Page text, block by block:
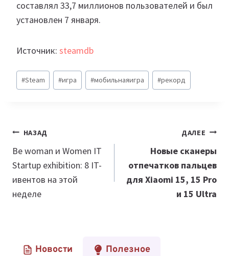
составлял 33,7 миллионов пользователей и был
установлен 7 января.
Источник: steamdb
Метки
записи:
#Steam #игра #мобильнаяигра #рекорд
Навигация
по
записям
НАЗАД
Be woman и Women IT
Startup exhibition: 8 IT-
ивентов на этой
неделе
ДАЛЕЕ
Новые сканеры
отпечатков пальцев
для Xiaomi 15, 15 Pro
и 15 Ultra
Новости Полезное